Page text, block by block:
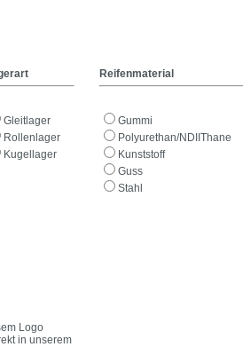
Reifenmaterial
Gleitlager
Rollenlager
Kugellager
Gummi
Polyurethan/NDIIThane
Kunststoff
Guss
Stahl
Logo
in unserem